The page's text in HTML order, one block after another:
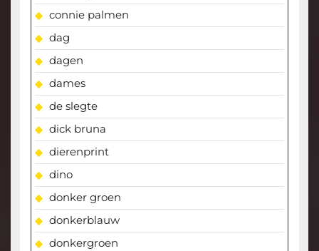
connie palmen
dag
dagen
dames
de slegte
dick bruna
dierenprint
dino
donker groen
donkerblauw
donkergroen